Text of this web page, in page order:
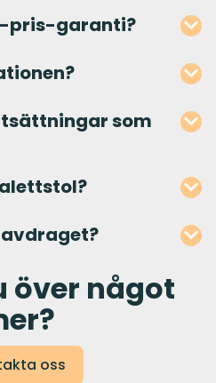
pris-garanti?
som
över något
oss